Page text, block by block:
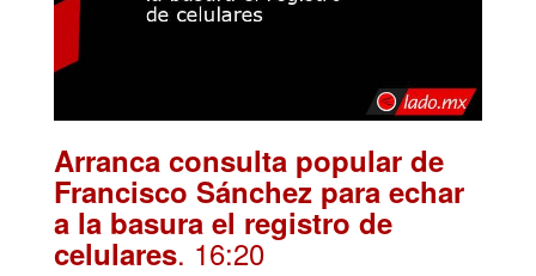
Arranca consulta popular de
Francisco Sánchez para echar
a la basura el registro de
celulares. 16:20